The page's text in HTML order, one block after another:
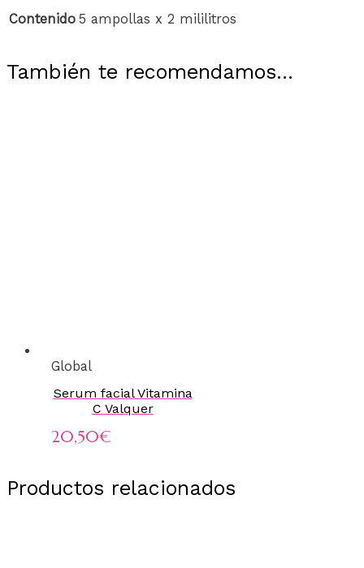
Contenido 5 ampollas x 2 mililitros
También te recomendamos…
Global
Serum facial Vitamina
C Valquer
20,50€
Productos relacionados